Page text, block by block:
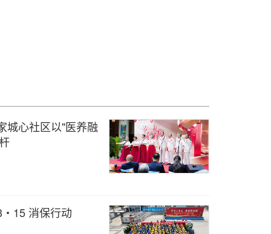
城心社区以"医养融
15 消保行动